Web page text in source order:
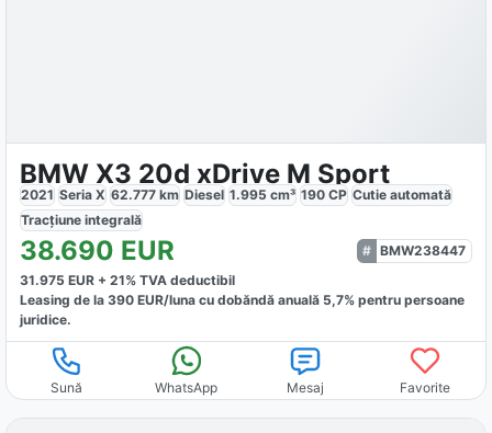
BMW X3 20d xDrive M Sport
2021 Seria X 62.777 km Diesel 1.995 cm³ 190 CP Cutieautomată
Tracțiuneintegrală
38.690 EUR
BMW238447
31.975 EUR +21% TVA deductibil
Leasing de la390 EUR/luna cu dobăndă anuală 5,7% pentru persoane
juridice.
Sună WhatsApp Mesaj Favorite